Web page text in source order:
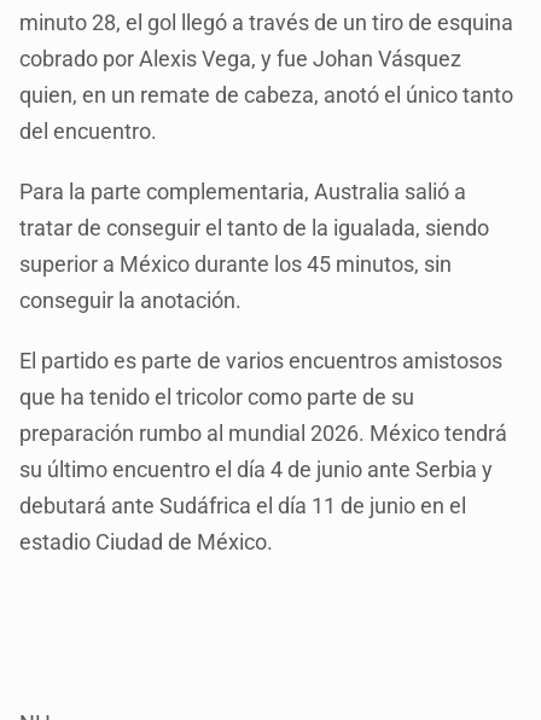
minuto 28, el gol llegó a través de un tiro de esquina
cobrado por Alexis Vega, y fue Johan Vásquez
quien, en un remate de cabeza, anotó el único tanto
del encuentro.
Para la parte complementaria, Australia salió a
tratar de conseguir el tanto de la igualada, siendo
superior a México durante los 45 minutos, sin
conseguir la anotación.
El partido es parte de varios encuentros amistosos
que ha tenido el tricolor como parte de su
preparación rumbo al mundial 2026. México tendrá
su último encuentro el día 4 de junio ante Serbia y
debutará ante Sudáfrica el día 11 de junio en el
estadio Ciudad de México.